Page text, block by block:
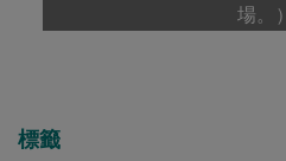
場。）
標籤